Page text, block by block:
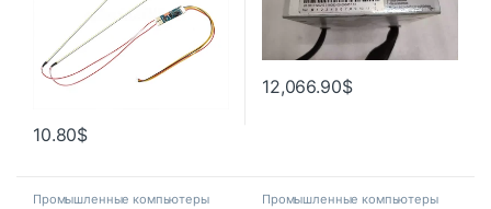
10.80$
12,066.90$
Промышленные компьютеры Промышленные компьютеры